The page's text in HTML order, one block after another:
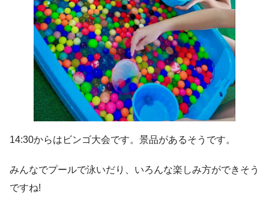
14:30からはビンゴ大会です。景品があるそうです。
みんなでプールで泳いだり、いろんな楽しみ方ができそう
ですね!